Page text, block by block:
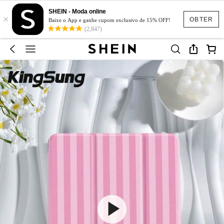
OBTER
×
SHEIN - Moda online
Baixe o App e ganhe cupom exclusivo de 15% OFF!
(2,847)